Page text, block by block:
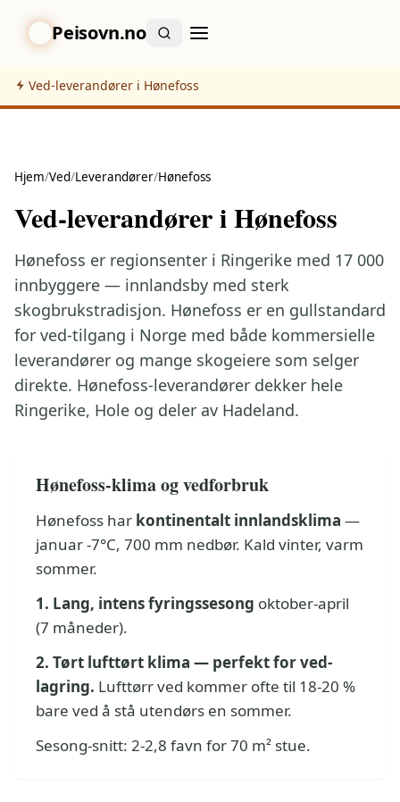
Peisovn.no
Ved-leverandører i Hønefoss
Hjem/Ved/Leverandører/Hønefoss
Ved-leverandører i Hønefoss
Hønefoss er regionsenter i Ringerike med 17 000
innbyggere — innlandsby med sterk
skogbrukstradisjon. Hønefoss er en gullstandard
for ved-tilgang i Norge med både kommersielle
leverandører og mange skogeiere som selger
direkte. Hønefoss-leverandører dekker hele
Ringerike, Hole og deler av Hadeland.
Hønefoss-klima og vedforbruk
Hønefoss har kontinentalt innlandsklima —
januar -7°C, 700 mm nedbør. Kald vinter, varm
sommer.
1. Lang, intens fyringssesong oktober-april
(7 måneder).
2. Tørt lufttørt klima — perfekt for ved-
lagring. Lufttørr ved kommer ofte til 18-20 %
bare ved å stå utendørs en sommer.
Sesong-snitt: 2-2,8 favn for 70 m² stue.